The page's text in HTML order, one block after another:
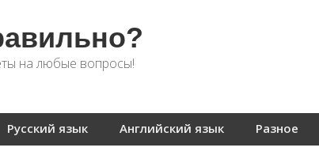
на любые вопросы!
Русский язык Английский язык Разное